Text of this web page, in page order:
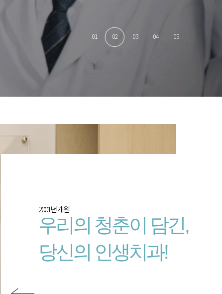
01 02 03 04 05
2001년 개원
우리의 청춘이 담긴,
당신의 인생치과!